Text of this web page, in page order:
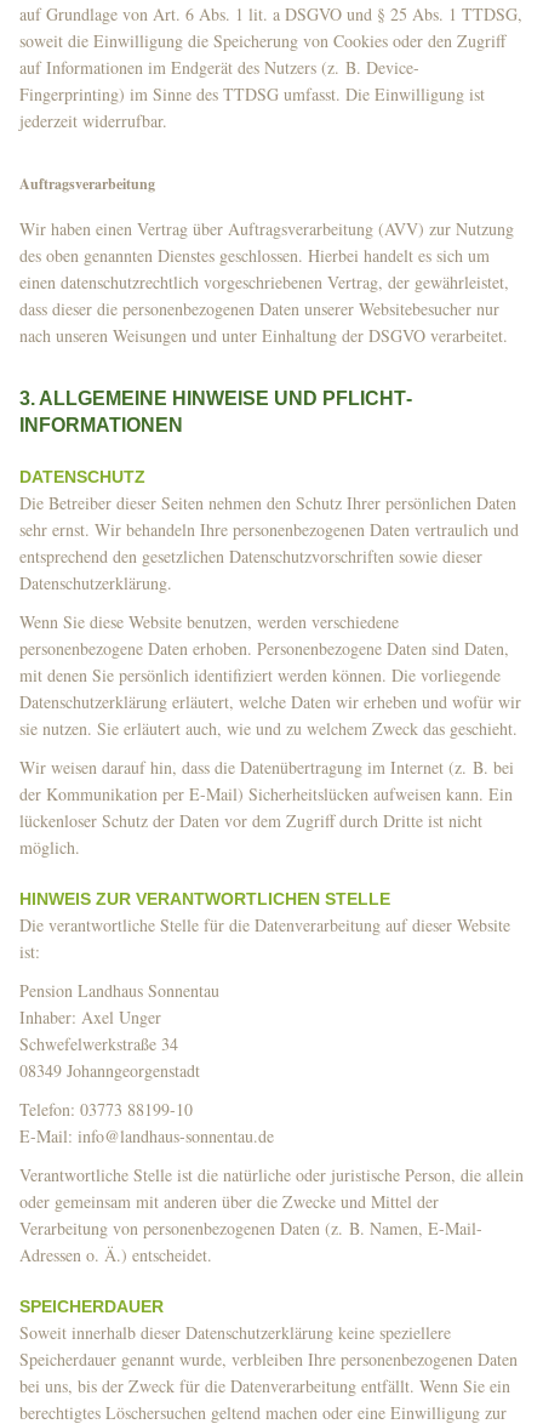
auf Grundlage von Art. 6 Abs. 1 lit. a DSGVO und § 25 Abs. 1 TTDSG,
soweit die Einwilligung die Speicherung von Cookies oder den Zugriff
auf Informationen im Endgerät des Nutzers (z. B. Device-
Fingerprinting) im Sinne des TTDSG umfasst. Die Einwilligung ist
jederzeit widerrufbar.
Auftragsverarbeitung
Wir haben einen Vertrag über Auftragsverarbeitung (AVV) zur Nutzung
des oben genannten Dienstes geschlossen. Hierbei handelt es sich um
einen datenschutzrechtlich vorgeschriebenen Vertrag, der gewährleistet,
dass dieser die personenbezogenen Daten unserer Websitebesucher nur
nach unseren Weisungen und unter Einhaltung der DSGVO verarbeitet.
3. ALLGEMEINE HINWEISE UND PFLICHT­
INFORMATIONEN
DATENSCHUTZ
Die Betreiber dieser Seiten nehmen den Schutz Ihrer persönlichen Daten
sehr ernst. Wir behandeln Ihre personenbezogenen Daten vertraulich und
entsprechend den gesetzlichen Datenschutzvorschriften sowie dieser
Datenschutzerklärung.
Wenn Sie diese Website benutzen, werden verschiedene
personenbezogene Daten erhoben. Personenbezogene Daten sind Daten,
mit denen Sie persönlich identifiziert werden können. Die vorliegende
Datenschutzerklärung erläutert, welche Daten wir erheben und wofür wir
sie nutzen. Sie erläutert auch, wie und zu welchem Zweck das geschieht.
Wir weisen darauf hin, dass die Datenübertragung im Internet (z. B. bei
der Kommunikation per E-Mail) Sicherheitslücken aufweisen kann. Ein
lückenloser Schutz der Daten vor dem Zugriff durch Dritte ist nicht
möglich.
HINWEIS ZUR VERANTWORTLICHEN STELLE
Die verantwortliche Stelle für die Datenverarbeitung auf dieser Website
ist:
Pension Landhaus Sonnentau
Inhaber: Axel Unger
Schwefelwerkstraße 34
08349 Johanngeorgenstadt
Telefon: 03773 88199-10
E-Mail: info@landhaus-sonnentau.de
Verantwortliche Stelle ist die natürliche oder juristische Person, die allein
oder gemeinsam mit anderen über die Zwecke und Mittel der
Verarbeitung von personenbezogenen Daten (z. B. Namen, E-Mail-
Adressen o. Ä.) entscheidet.
SPEICHERDAUER
Soweit innerhalb dieser Datenschutzerklärung keine speziellere
Speicherdauer genannt wurde, verbleiben Ihre personenbezogenen Daten
bei uns, bis der Zweck für die Datenverarbeitung entfällt. Wenn Sie ein
berechtigtes Löschersuchen geltend machen oder eine Einwilligung zur